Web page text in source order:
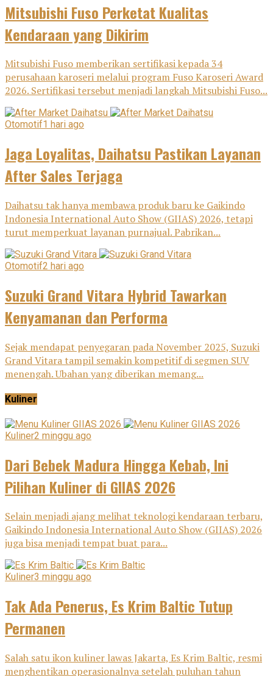
Mitsubishi Fuso Perketat Kualitas
Kendaraan yang Dikirim
Mitsubishi Fuso memberikan sertifikasi kepada 34
perusahaan karoseri melalui program Fuso Karoseri Award
2026. Sertifikasi tersebut menjadi langkah Mitsubishi Fuso...
Otomotif1 hari ago
Jaga Loyalitas, Daihatsu Pastikan Layanan
After Sales Terjaga
Daihatsu tak hanya membawa produk baru ke Gaikindo
Indonesia International Auto Show (GIIAS) 2026, tetapi
turut memperkuat layanan purnajual. Pabrikan...
Otomotif2 hari ago
Suzuki Grand Vitara Hybrid Tawarkan
Kenyamanan dan Performa
Sejak mendapat penyegaran pada November 2025, Suzuki
Grand Vitara tampil semakin kompetitif di segmen SUV
menengah. Ubahan yang diberikan memang...
Kuliner
Kuliner2 minggu ago
Dari Bebek Madura Hingga Kebab, Ini
Pilihan Kuliner di GIIAS 2026
Selain menjadi ajang melihat teknologi kendaraan terbaru,
Gaikindo Indonesia International Auto Show (GIIAS) 2026
juga bisa menjadi tempat buat para...
Kuliner3 minggu ago
Tak Ada Penerus, Es Krim Baltic Tutup
Permanen
Salah satu ikon kuliner lawas Jakarta, Es Krim Baltic, resmi
menghentikan operasionalnya setelah puluhan tahun